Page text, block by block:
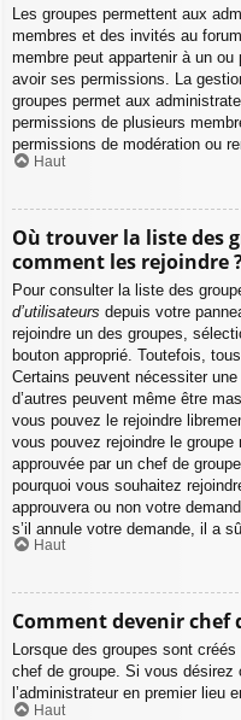
Les groupes permettent aux
membres et des invités au
membre peut appartenir à un
avoir ses permissions. La
groupes permet aux
permissions de plusieurs
permissions de modération ou
Haut
Où trouver la liste des
comment les rejoindre
Pour consulter la liste des
d’utilisateurs depuis votre
rejoindre un des groupes,
bouton approprié. Toutefois,
Certains peuvent nécessiter
d’autres peuvent même être
vous pouvez le rejoindre
vous pouvez rejoindre le groupe
approuvée par un chef de
pourquoi vous souhaitez
approuvera ou non votre
s’il annule votre demande, il a
Haut
Comment devenir chef
Lorsque des groupes sont
chef de groupe. Si vous désirez
l’administrateur en premier lieu
Haut